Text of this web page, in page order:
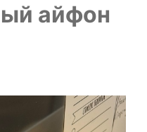
айфон